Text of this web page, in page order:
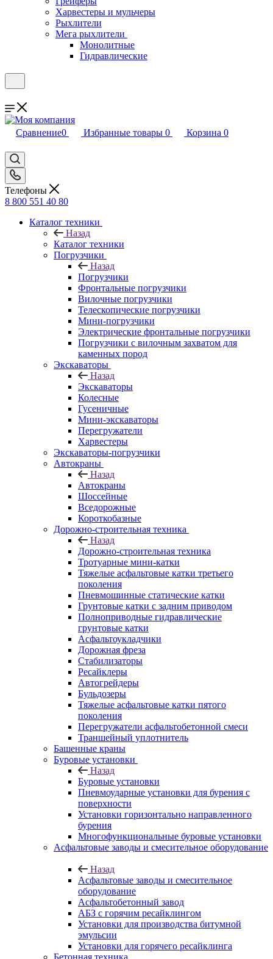
Харвестеры и мульчеры
Рыхлители
Мега рыхлители
Монолитные
Гидравлические
Сравнение0 Избранные товары 0 Корзина 0
Телефоны
8 800 551 40 80
Каталог техники
Назад
Каталог техники
Погрузчики
Назад
Погрузчики
Фронтальные погрузчики
Вилочные погрузчики
Телескопические погрузчики
Мини-погрузчики
Электрические фронтальные погрузчики
Погрузчики с вилочным захватом для
каменных пород
Экскаваторы
Назад
Экскаваторы
Колесные
Гусеничные
Мини-экскаваторы
Перегружатели
Харвестеры
Экскаваторы-погрузчики
Автокраны
Назад
Автокраны
Шоссейные
Вседорожные
Короткобазные
Дорожно-строительная техника
Назад
Дорожно-строительная техника
Тротуарные мини-катки
Тяжелые асфальтовые катки третьего
поколения
Пневмошинные статические катки
Грунтовые катки с задним приводом
Полноприводные гидравлические
грунтовые катки
Асфальтоукладчики
Дорожная фреза
Стабилизаторы
Ресайклеры
Автогрейдеры
Бульдозеры
Тяжелые асфальтовые катки пятого
поколения
Перегружатели асфальтобетонной смеси
Траншейный уплотнитель
Башенные краны
Буровые установки
Назад
Буровые установки
Пневмоударные установки для бурения с
поверхности
Установки горизонтально направленного
бурения
Многофункциональные буровые установки
Асфальтовые заводы и смесительное оборудование
Назад
Асфальтовые заводы и смесительное
оборудование
Асфальтобетонный завод
АБЗ с горячим ресайклингом
Установки для производства битумной
эмульсии
Установки для горячего ресайклинга
Бетонная техника